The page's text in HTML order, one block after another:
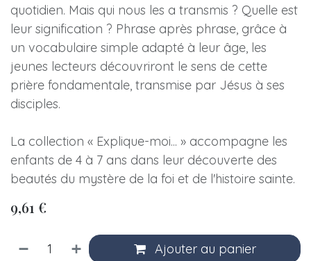
quotidien. Mais qui nous les a transmis ? Quelle est
leur signification ? Phrase après phrase, grâce à
un vocabulaire simple adapté à leur âge, les
jeunes lecteurs découvriront le sens de cette
prière fondamentale, transmise par Jésus à ses
disciples.
La collection « Explique-moi... » accompagne les
enfants de 4 à 7 ans dans leur découverte des
beautés du mystère de la foi et de l'histoire sainte.
9,61 €
Ajouter au panier